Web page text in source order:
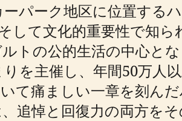
パーク地区に位置する
て文化的重要性で知ら
トの公的生活の中心と
を主催し、年間50万人
て痛ましい一章を刻ん
追悼と回復力の両方を